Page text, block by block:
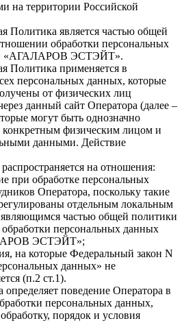
на территории Российской
Политика является частью общей
обработки персональных
«АГАЛАРОВ ЭСТЭЙТ».
Политика применяется в
персональных данных, которые
от физических лиц
данный сайт Оператора (далее –
могут быть однозначно
конкретным физическим лицом и
данными. Действие
на отношения:
при обработке персональных
Оператора, поскольку такие
отдельным локальным
частью общей политики
персональных данных
ЭСТЭЙТ»;
на которые Федеральный закон N
данных» не
(п.2 ст.1).
определяет поведение Оператора в
персональных данных,
порядок и условия